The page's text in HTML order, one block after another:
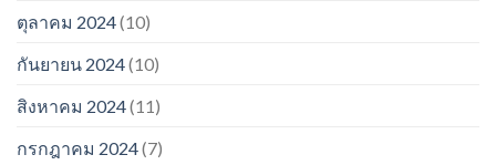
ตุลาคม 2024(10)
กันยายน 2024(10)
สิงหาคม 2024(11)
กรกฎาคม 2024(7)